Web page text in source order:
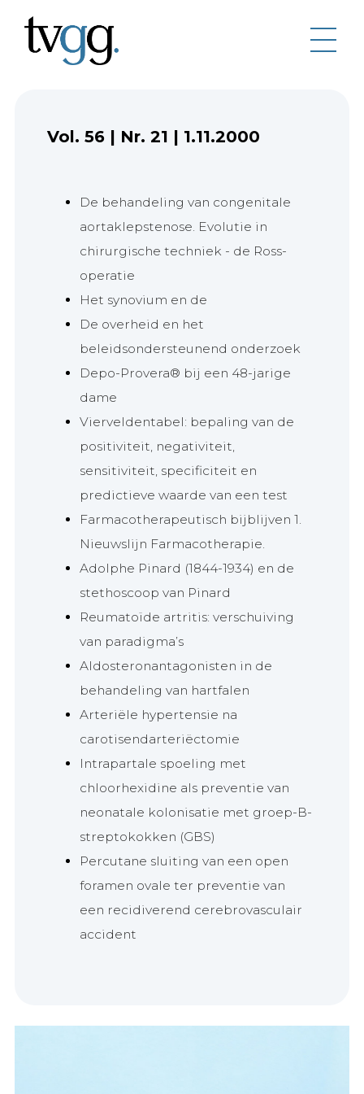
Vol. 56 | Nr. 21 | 1.11.2000
De behandeling van congenitale
aortaklepstenose. Evolutie in
chirurgische techniek - de Ross-
operatie
Het synovium en de
De overheid en het
beleidsondersteunend onderzoek
Depo-Provera® bij een 48-jarige
dame
Vierveldentabel: bepaling van de
positiviteit, negativiteit,
sensitiviteit, specificiteit en
predictieve waarde van een test
Farmacotherapeutisch bijblijven 1.
Nieuwslijn Farmacotherapie.
Adolphe Pinard (1844-1934) en de
stethoscoop van Pinard
Reumatoïde artritis: verschuiving
van paradigma’s
Aldosteronantagonisten in de
behandeling van hartfalen
Arteriële hypertensie na
carotisendarteriëctomie
Intrapartale spoeling met
chloorhexidine als preventie van
neonatale kolonisatie met groep-B-
streptokokken (GBS)
Percutane sluiting van een open
foramen ovale ter preventie van
een recidiverend cerebrovasculair
accident